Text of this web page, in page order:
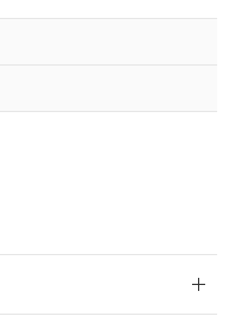
者が、当社の製
お客様との取
は、"個人情報
ンロードするこ
非含有証明書
までの期間は出
ことから備考